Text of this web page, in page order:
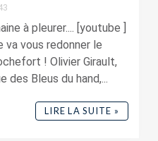
à pleurer.... [youtube ]
vous redonner le
! Olivier Girault,
des Bleus du hand,...
LIRE LA SUITE »